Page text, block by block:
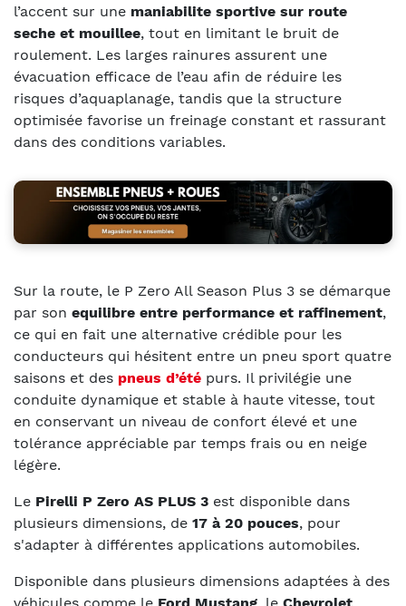
l’accent sur une maniabilite sportive sur route
seche et mouillee, tout en limitant le bruit de
roulement. Les larges rainures assurent une
évacuation efficace de l’eau afin de réduire les
risques d’aquaplanage, tandis que la structure
optimisée favorise un freinage constant et rassurant
dans des conditions variables.
Sur la route, le P Zero All Season Plus 3 se démarque
par son equilibre entre performance et raffinement,
ce qui en fait une alternative crédible pour les
conducteurs qui hésitent entre un pneu sport quatre
saisons et des pneus d’été purs. Il privilégie une
conduite dynamique et stable à haute vitesse, tout
en conservant un niveau de confort élevé et une
tolérance appréciable par temps frais ou en neige
légère.
Le Pirelli P Zero AS PLUS 3 est disponible dans
plusieurs dimensions, de 17 à 20 pouces, pour
s'adapter à différentes applications automobiles.
Disponible dans plusieurs dimensions adaptées à des
véhicules comme le Ford Mustang , le Chevrolet